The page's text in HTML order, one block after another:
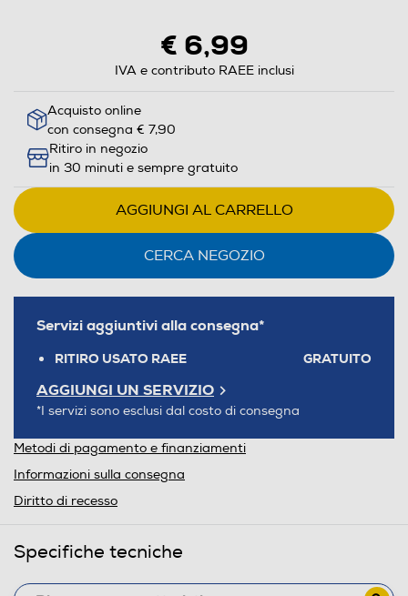
€ 6,99
IVA e contributo RAEE inclusi
Acquisto online
con consegna € 7,90
Ritiro in negozio
in 30 minuti e sempre gratuito
AGGIUNGI AL CARRELLO
CERCA NEGOZIO
Servizi aggiuntivi alla consegna*
RITIRO USATO RAEE GRATUITO
AGGIUNGI UN SERVIZIO
*I servizi sono esclusi dal costo di consegna
Metodi di pagamento e finanziamenti
Informazioni sulla consegna
Diritto di recesso
Specifiche tecniche